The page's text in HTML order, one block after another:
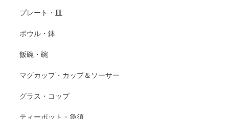
プレート・皿
ボウル・鉢
飯碗・碗
マグカップ・カップ＆ソーサー
グラス・コップ
ティーポット・急須